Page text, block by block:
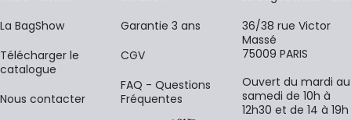
La BagShow
​Télécharger le
catalogue
Nous contacter
Garantie 3 ans
CGV
FAQ - Questions
Fréquentes
36/38 rue Victor
Massé
75009 PARIS
Ouvert du mardi au
samedi de 10h à
12h30 et de 14 à 19h